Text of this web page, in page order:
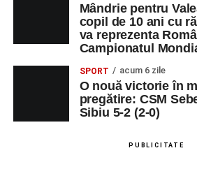
DUMINICĂ, 23
Râpa Roșie
„Cicloaventurier de
al competiției MTB pentru copii.
LUNI, 24 AUGUST
Mândrie pentru
copil de 10 ani cu
va reprezenta
Campionatul
SPORT acum 6 zile
O nouă victorie în
pregătire: CSM
Sibiu 5-2 (2-0)
PUBLICITATE